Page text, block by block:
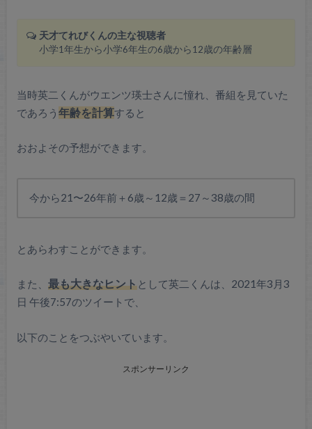
天才てれびくんの主な視聴者
小学1年生から小学6年生の6歳から12歳の年齢層
当時英二くんがウエンツ瑛士さんに憧れ、番組を見ていた
であろう 年齢を計算すると
おおよその予想ができます。
今から21〜26年前＋6歳～12歳＝27～38歳の間
とあらわすことができます。
また、 最も大きなヒントとして英二くんは、2021年3月3
日 午後7:57のツイートで、
以下のことをつぶやいています。
スポンサーリンク